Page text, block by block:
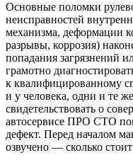
Основные поломки
неисправностей
механизма, деформации
разрывы, коррозия)
попадания загрязнений
грамотно
к квалифицированному
и у человека, одни и те
свидетельствовать о
автосервисе ПРО СТО
дефект. Перед началом
озвучено — сколько